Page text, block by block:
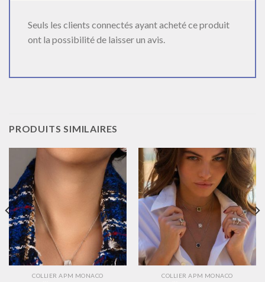
Seuls les clients connectés ayant acheté ce produit
ont la possibilité de laisser un avis.
PRODUITS SIMILAIRES
COLLIER APM MONACO COLLIER APM MONACO